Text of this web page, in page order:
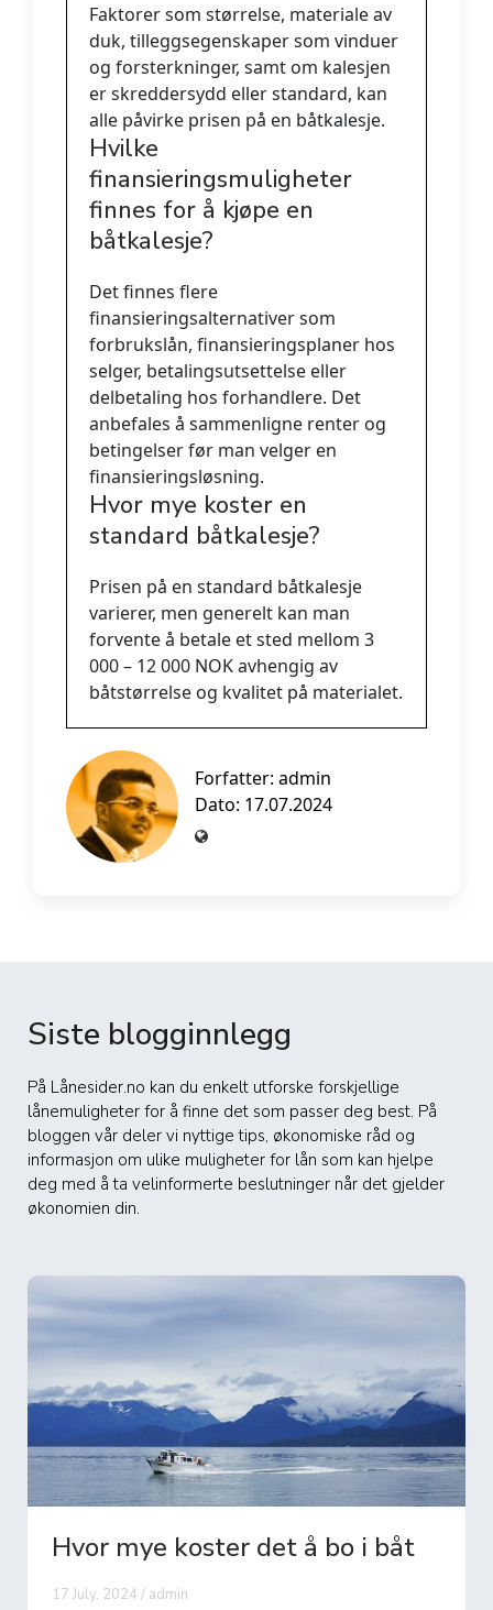
Faktorer som størrelse, materiale av
duk, tilleggsegenskaper som vinduer
og forsterkninger, samt om kalesjen
er skreddersydd eller standard, kan
alle påvirke prisen på en båtkalesje.
Hvilke
finansieringsmuligheter
finnes for å kjøpe en
båtkalesje?
Det finnes flere
finansieringsalternativer som
forbrukslån, finansieringsplaner hos
selger, betalingsutsettelse eller
delbetaling hos forhandlere. Det
anbefales å sammenligne renter og
betingelser før man velger en
finansieringsløsning.
Hvor mye koster en
standard båtkalesje?
Prisen på en standard båtkalesje
varierer, men generelt kan man
forvente å betale et sted mellom 3
000 – 12 000 NOK avhengig av
båtstørrelse og kvalitet på materialet.
Forfatter: admin
Dato: 17.07.2024
Siste blogginnlegg
På Lånesider.no kan du enkelt utforske forskjellige
lånemuligheter for å finne det som passer deg best. På
bloggen vår deler vi nyttige tips, økonomiske råd og
informasjon om ulike muligheter for lån som kan hjelpe
deg med å ta velinformerte beslutninger når det gjelder
økonomien din.
bo i båt Hva koster det å frakte